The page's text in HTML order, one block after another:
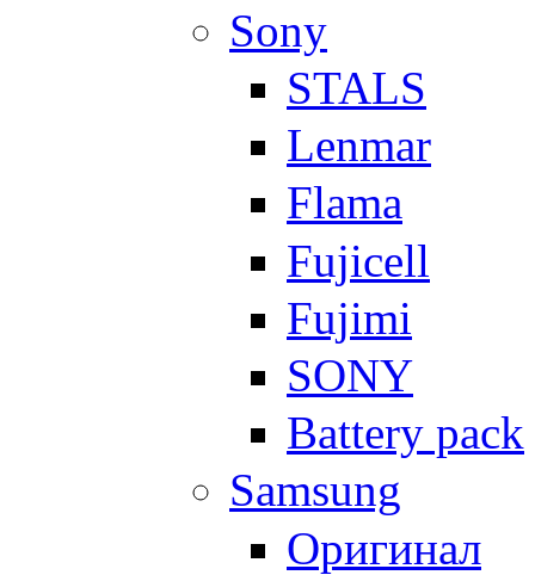
Sony
STALS
Lenmar
Flama
Fujicell
Fujimi
SONY
Battery pack
Samsung
Оригинал